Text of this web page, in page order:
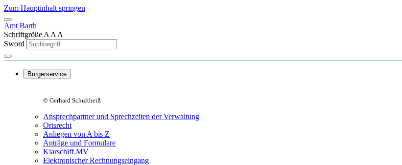
Zum Hauptinhalt springen
Amt Barth
Schriftgröße A A A
Sword
Bürgerservice
© Gerhard Schultheiß
Ansprechpartner und Sprechzeiten der Verwaltung
Ortsrecht
Anliegen von A bis Z
Anträge und Formulare
Klarschiff.MV
Elektronischer Rechnungseingang